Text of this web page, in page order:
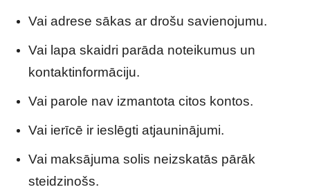
Vai adrese sākas ar drošu savienojumu.
Vai lapa skaidri parāda noteikumus un
kontaktinformāciju.
Vai parole nav izmantota citos kontos.
Vai ierīcē ir ieslēgti atjauninājumi.
Vai maksājuma solis neizskatās pārāk
steidzinošs.